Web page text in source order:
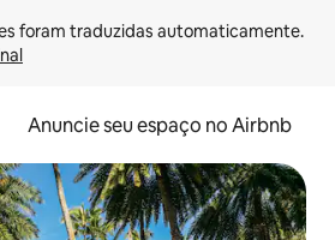
Anuncie seu espaço no Airbnb